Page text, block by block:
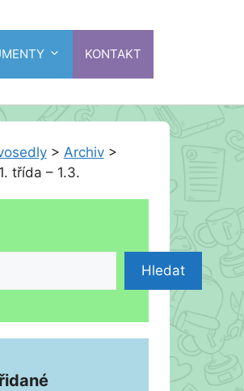
KONTAKT
> Archiv>
1. třída – 1.3.
Hledat